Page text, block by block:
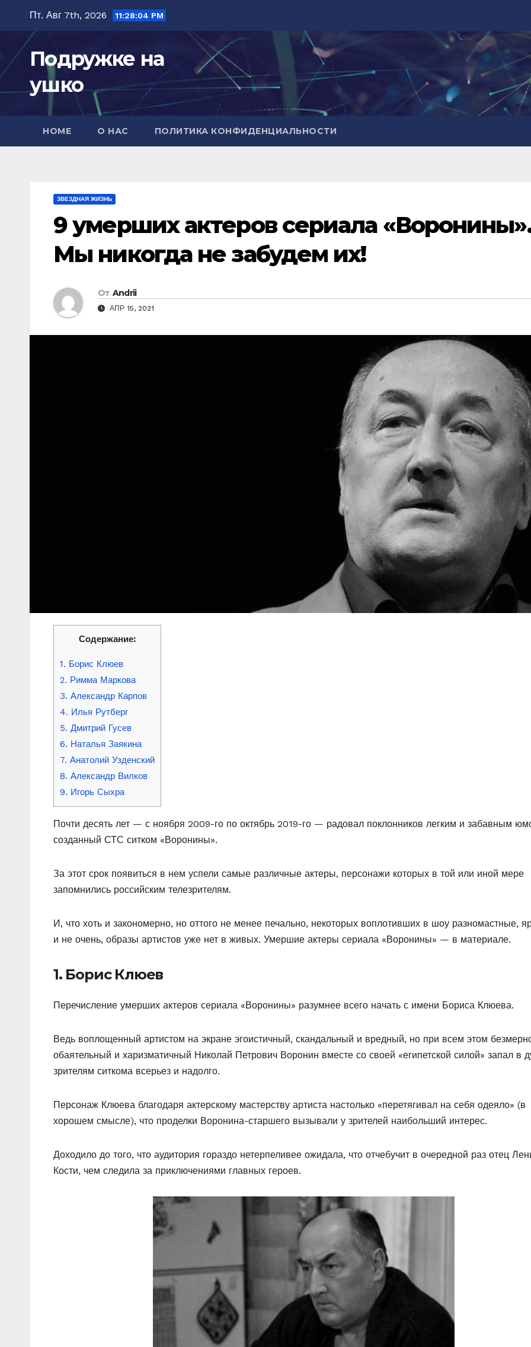
содержимому
Пт. Авг 7th, 2026 11:28:05 PM
Подружке на
ушко
HOME О НАС ПОЛИТИКА КОНФИДЕНЦИАЛЬНОСТИ
ЗВЕЗДНАЯ ЖИЗНЬ
9 умерших актеров сериала
Мы никогда не забудем их!
От Andrii
АПР 15, 2021
Содержание:
1. Борис Клюев
2. Римма Маркова
3. Александр Карпов
4. Илья Рутберг
5. Дмитрий Гусев
6. Наталья Заякина
7. Анатолий Узденский
8. Александр Вилков
9. Игорь Сыхра
Почти десять лет — с ноября 2009-го по октябрь 2019-го — радовал поклонников легким и забавным
созданный СТС ситком «Воронины».
За этот срок появиться в нем успели самые различные актеры, персонажи которых в той или иной мере
запомнились российским телезрителям.
И, что хоть и закономерно, но оттого не менее печально, некоторых воплотивших в шоу разномастные,
и не очень, образы артистов уже нет в живых. Умершие актеры сериала «Воронины» — в материале.
1. Борис Клюев
Перечисление умерших актеров сериала «Воронины» разумнее всего начать с имени Бориса Клюева.
Ведь воплощенный артистом на экране эгоистичный, скандальный и вредный, но при всем этом
обаятельный и харизматичный Николай Петрович Воронин вместе со своей «египетской силой» запал в
зрителям ситкома всерьез и надолго.
Персонаж Клюева благодаря актерскому мастерству артиста настолько «перетягивал на себя одеяло» (в
хорошем смысле), что проделки Воронина-старшего вызывали у зрителей наибольший интерес.
Доходило до того, что аудитория гораздо нетерпеливее ожидала, что отчебучит в очередной раз отец
Кости, чем следила за приключениями главных героев.